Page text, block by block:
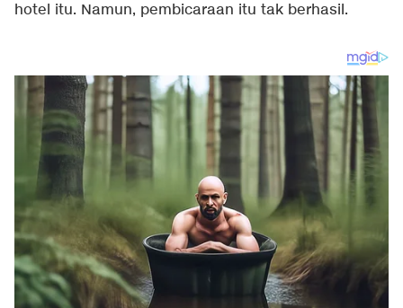
hotel itu. Namun, pembicaraan itu tak berhasil.